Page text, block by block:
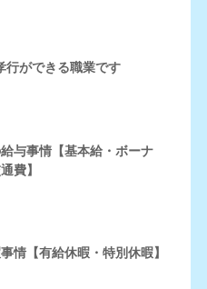
行ができる職業です
与事情【基本給・ボーナ
費】
情【有給休暇・特別休暇】